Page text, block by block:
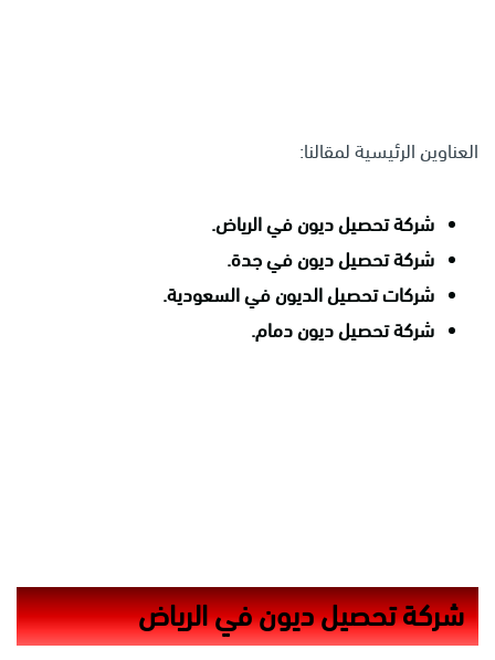
العناوين الرئيسية لمقالنا:
شركة تحصيل ديون في الرياض.
شركة تحصيل ديون في جدة.
شركات تحصيل الديون في السعودية.
شركة تحصيل ديون دمام.
شركة تحصيل ديون في الرياض